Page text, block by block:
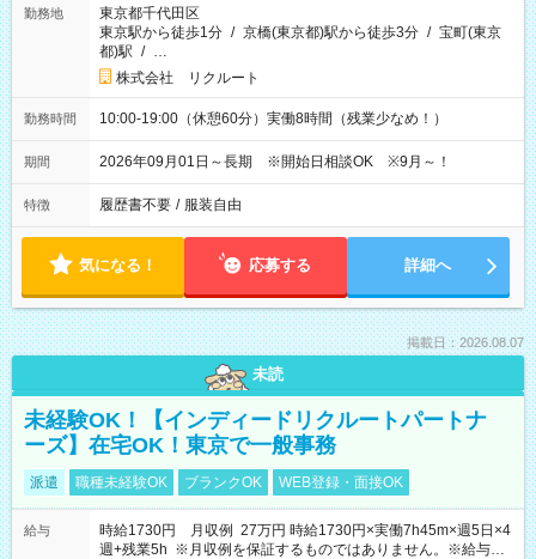
勤務地
東京都千代田区
東京駅から徒歩1分 / 京橋(東京都)駅から徒歩3分 / 宝町(東京
都)駅 / …
株式会社 リクルート
勤務時間 10:00-19:00（休憩60分）実働8時間（残業少なめ！）
期間 2026年09月01日～長期 ※開始日相談OK ※9月～！
特徴 履歴書不要 / 服装自由
気になる！ 応募する 詳細へ
掲載日：2026.08.07
未読
未経験OK！【インディードリクルートパートナ
ーズ】在宅OK！東京で一般事務
派遣 職種未経験OK ブランクOK WEB登録・面接OK
給与
時給1730円 月収例 27万円 時給1730円×実働7h45m×週5日×4
週+残業5h ※月収例を保証するものではありません。※給与即